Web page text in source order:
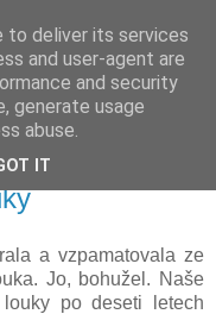
zahrady.
a vzpamatovala ze
Jo, bohužel. Naše
po deseti letech
to deliver its services
and user-agent are
and security
generate usage
abuse.
IT